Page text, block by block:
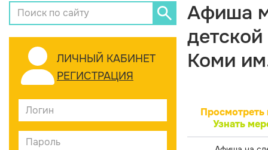
ЛИЧНЫЙ КАБИНЕТ
РЕГИСТРАЦИЯ
Афиша
Коми
Просмотреть
Узнать